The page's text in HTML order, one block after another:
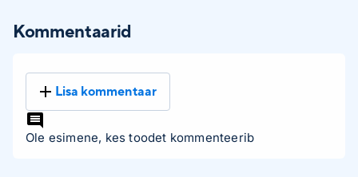
Kommentaarid
Lisa kommentaar
Ole esimene, kes toodet kommenteerib